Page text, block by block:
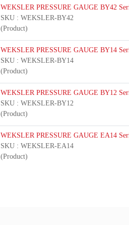
WEKSLER PRESSURE GAUGE BY42
SKU : WEKSLER-BY42
(Product)
WEKSLER PRESSURE GAUGE BY14
SKU : WEKSLER-BY14
(Product)
WEKSLER PRESSURE GAUGE BY12
SKU : WEKSLER-BY12
(Product)
WEKSLER PRESSURE GAUGE EA14
SKU : WEKSLER-EA14
(Product)